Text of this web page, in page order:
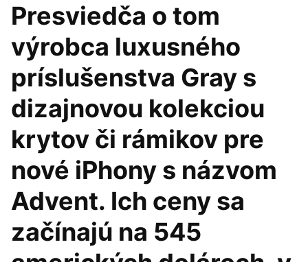
Presviedča o tom
výrobca luxusného
príslušenstva Gray s
dizajnovou kolekciou
krytov či rámikov pre
nové iPhony s názvom
Advent. Ich ceny sa
začínajú na 545